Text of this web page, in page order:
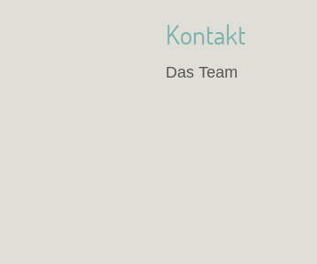
Kontakt
Das Team